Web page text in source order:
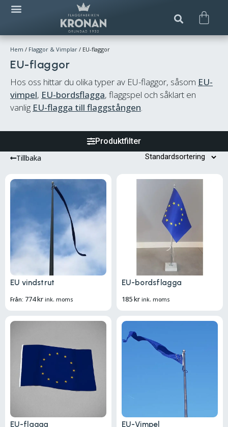
Hem / Flaggor & Vimplar / EU-flaggor
EU-flaggor
Hos oss hittar du olika typer av EU-flaggor, såsom EU-
vimpel, EU-bordsflagga, flaggspel och såklart en
vanlig EU-flagga till flaggstången.
Produktfilter
Tillbaka
EU vindstrut
Från: 774kr ink. moms
EU-bordsflagga
185kr ink. moms
EU-flagga EU-Vimpel